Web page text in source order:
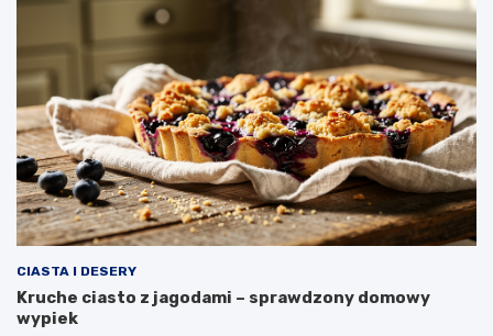
CIASTA I DESERY
Kruche ciasto z jagodami – sprawdzony domowy
wypiek